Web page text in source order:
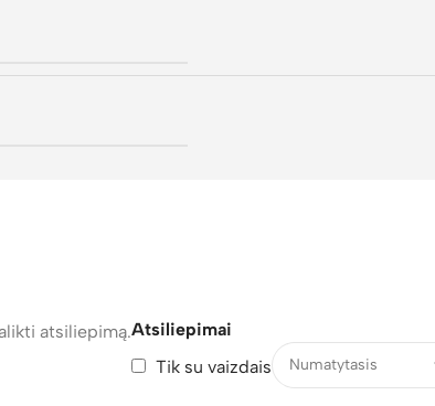
Atsiliepimai
Tik su vaizdais
atsiliepimą.